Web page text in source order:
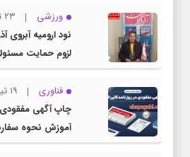
ورزشی
۲۳ تیر ۱۴۰۵
نود ارومیه آبروی
لزوم حمایت
فناوری
۱۹ تیر ۱۴۰۵
چاپ آگهی مفقودی
آموزش نحوه
دات کام